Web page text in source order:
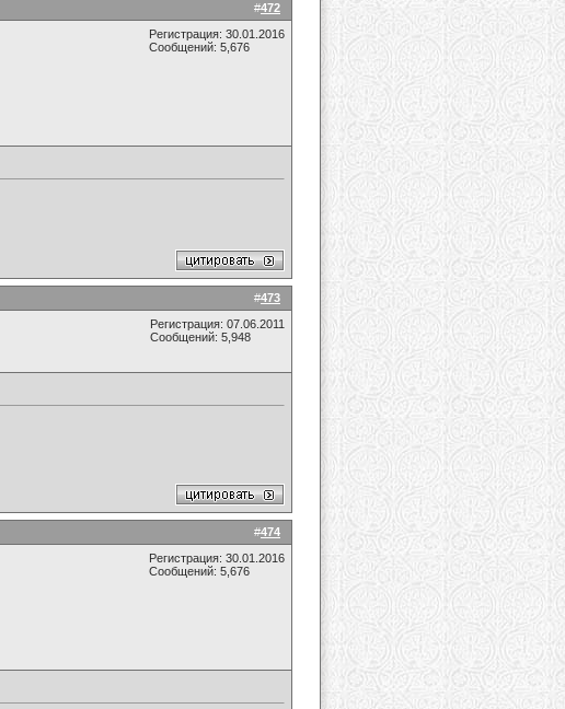
#472
Регистрация: 30.01.2016
Сообщений: 5,676
#473
Регистрация: 07.06.2011
Сообщений: 5,948
#474
Регистрация: 30.01.2016
Сообщений: 5,676